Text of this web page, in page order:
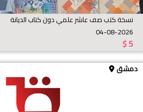
نسخة كتب صف عاشر علمي دون كتاب الديانة
04-08-2026
$5
دمشق